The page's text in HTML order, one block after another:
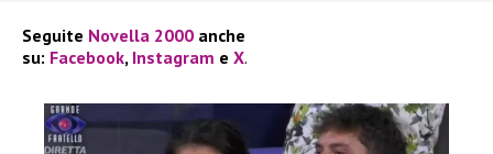
Seguite Novella 2000 anche
su: Facebook, Instagram e X.